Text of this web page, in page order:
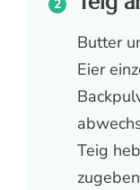
Butter
Eier
Teig